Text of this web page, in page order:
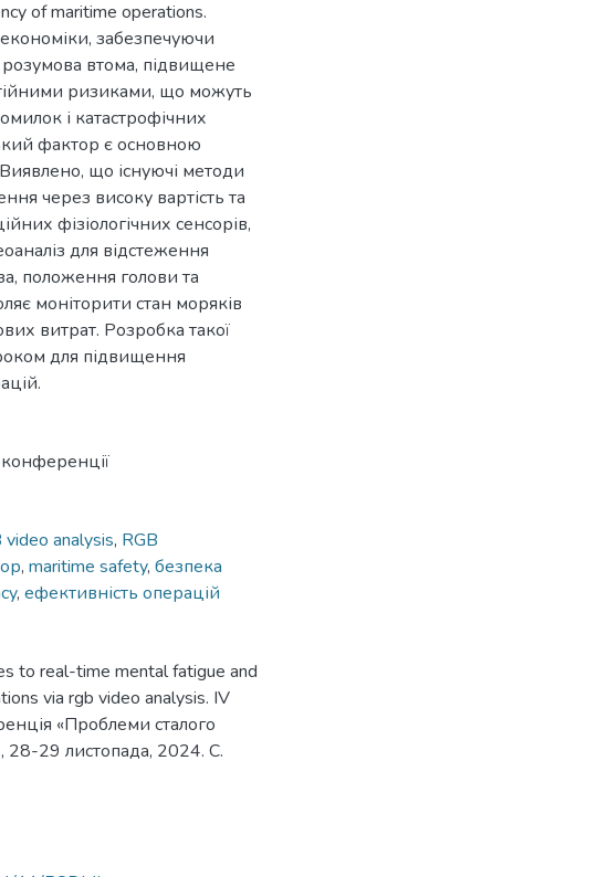
of maritime operations.
забезпечуючи
втома, підвищене
ризиками, що можуть
і катастрофічних
фактор є основною
що існуючі методи
через високу вартість та
фізіологічних сенсорів,
для відстеження
положення голови та
моніторити стан моряків
витрат. Розробка такої
для підвищення
video analysis, RGB
, maritime safety, безпека
, ефективність операцій
to real-time mental fatigue and
via rgb video analysis. IV
«Проблеми сталого
28-29 листопада, 2024. С.